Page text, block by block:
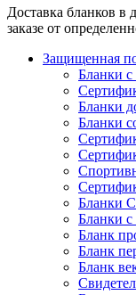
Доставка бланков в
заказе от
Защищенная
Бланки с
Бланки
Бланки
Бланки
Бланки
Бланк
Бланк
Бланк